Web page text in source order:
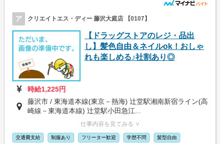
ア クリエイトエス・ディー 藤沢大庭店 【0107】
【ドラッグストアのレジ・品出
し】髪色自由＆ネイルok！おしゃ
れも楽しめる♪社割あり◎
時給1,225円
藤沢市 / 東海道本線(東京－熱海) 辻堂駅湘南新宿ライン(高
崎線－東海道本線) 辻堂駅小田急江...
仕事内容を見てみる ∨
交通費支給 制服あり フリーター歓迎 学歴不問 髪型自由